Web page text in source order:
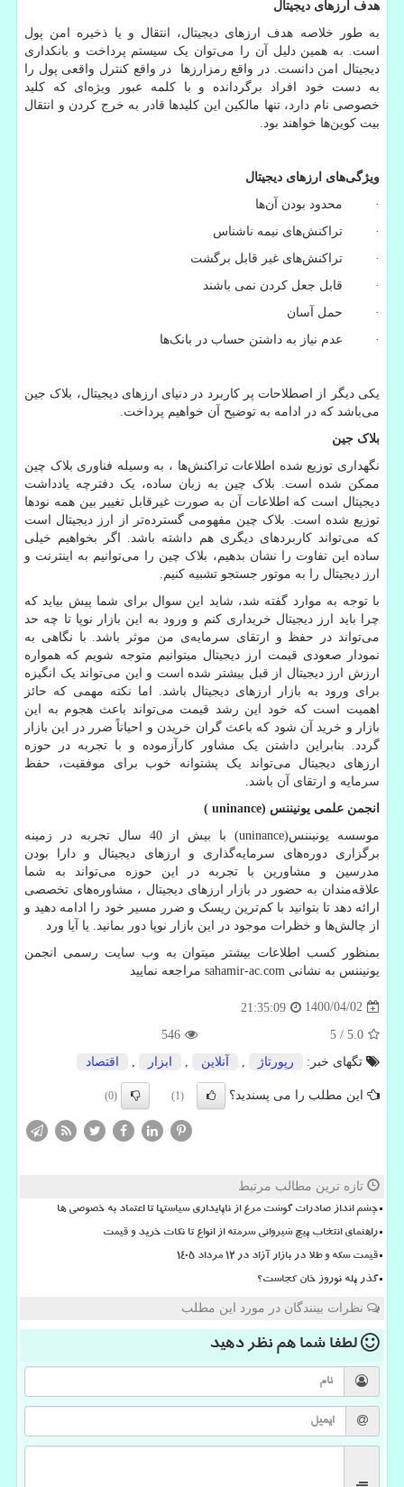
هدف ارزهای دیجیتال
به طور خلاصه هدف ارزهای دیجیتال، انتقال و یا ذخیره امن پول
است. به همین دلیل آن را می‌توان یک سیستم پرداخت و بانکداری
دیجیتال امن دانست. در واقع رمزارزها در واقع کنترل واقعی پول را
به دست خود افراد برگردانده و با کلمه عبور ویژه‌ای که کلید
خصوصی نام دارد، تنها مالکین این کلیدها قادر به خرج کردن و انتقال
بیت کوین‌ها خواهند بود.
ویژگی‌های ارزهای دیجیتال
· محدود بودن آن‌ها
· تراکنش‌های نیمه ناشناس
· تراکنش‌های غیر قابل برگشت
· قابل جعل کردن نمی باشند
· حمل آسان
· عدم نیاز به داشتن حساب در بانک‌ها
یکی دیگر از اصطلاحات پر کاربرد در دنیای ارزهای دیجیتال، بلاک جین
می‌باشد که در ادامه به توضیح آن خواهیم پرداخت.
بلاک جین
نگهداری توزیع شده اطلاعات تراکنش‌ها ، به وسیله فناوری بلاک چین
ممکن شده است. بلاک چین به زبان ساده، یک دفترچه یادداشت
دیجیتال است که اطلاعات آن به صورت غیرقابل تغییر بین همه نودها
توزیع شده است. بلاک چین مفهومی گسترده‌تر از ارز دیجیتال است
که می‌تواند کاربردهای دیگری هم داشته باشد. اگر بخواهیم خیلی
ساده این تفاوت را نشان بدهیم، بلاک چین را می‌توانیم به اینترنت و
ارز دیجیتال را به موتور جستجو تشبیه کنیم.
با توجه به موارد گفته شد، شاید این سوال برای شما پیش بیاید که
چرا باید ارز دیجیتال خریداری کنم و ورود به این بازار نوپا تا چه حد
می‌تواند در حفظ و ارتقای سرمایه‌ی من موثر باشد. با نگاهی به
نمودار صعودی قیمت ارز دیجیتال میتوانیم متوجه شویم که همواره
ارزش ارز دیجیتال از قبل بیشتر شده است و این می‌تواند یک انگیزه
برای ورود به بازار ارزهای دیجیتال باشد. اما نکته مهمی ‌که حائز
اهمیت است که خود این رشد قیمت می‌تواند باعث هجوم به این
بازار و خرید آن شود که باعث گران خریدن و احیاناً ضرر در این بازار
گردد. بنابراین داشتن یک مشاور کارآزموده و با تجربه در حوزه
ارزهای دیجیتال می‌تواند یک پشتوانه خوب برای موفقیت، حفظ
سرمایه و ارتقای آن باشد.
انجمن علمی یونیننس (( uninance
موسسه یونیننس(uninance
) با بیش از 40 سال تجربه در زمینه
برگزاری دوره‌های سرمایه‌گذاری و ارزهای دیجیتال و دارا بودن
مدرسین و مشاورین با تجربه در این حوزه می‌تواند به شما
علاقه‌مندان به حضور در بازار ارزهای دیجیتال ، مشاوره‌های تخصصی
ارائه دهد تا بتوانید با کم‌ترین ریسک و ضرر مسیر خود را ادامه دهید و
از چالش‌ها و خظرات موجود در این بازار نوپا دور بمانید. یا آیا ورد
بمنظور کسب اطلاعات بیشتر میتوان به وب سایت رسمی انجمن
یونیننس به نشانی sahamir-ac.com مراجعه نمایید
1400/04/02
21:35:09
5.0
/
5
546
تگهای خبر:
رپورتاژ آنلاین ابزار اقتصاد
این مطلب را می پسندید؟ (1)
(0)
تازه ترین مطالب مرتبط
چشم انداز صادرات گوشت مرغ از ناپایداری سیاستها تا اعتماد به خصوصی ها
راهنمای انتخاب پیچ شیروانی سرمته از انواع تا نکات خرید و قیمت
قیمت سکه و طلا در بازار آزاد در ۱۲ مرداد ۱۴۰۵
گذر پله نوروز خان کجاست؟
نظرات بینندگان در مورد این مطلب
لطفا شما همنظر دهید